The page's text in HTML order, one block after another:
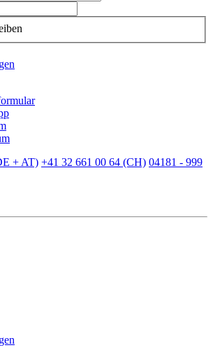
+ AT) +41 32 661 00 64 (CH) 04181 - 999